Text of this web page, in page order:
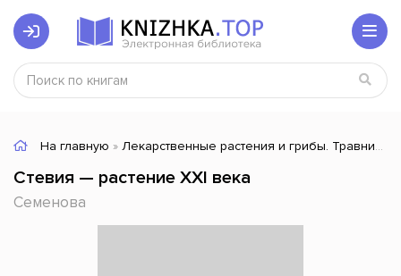
На главную » Лекарственные растения и грибы. Травники
Стевия — растение XXI века
Семенова